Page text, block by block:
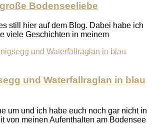
Bodenseeliebe
still hier auf dem Blog. Dabei habe ich
viele Geschichten in meinem
und Waterfallraglan in blau
um und ich habe euch noch gar nicht in
von meinen Aufenthalten am Bodensee